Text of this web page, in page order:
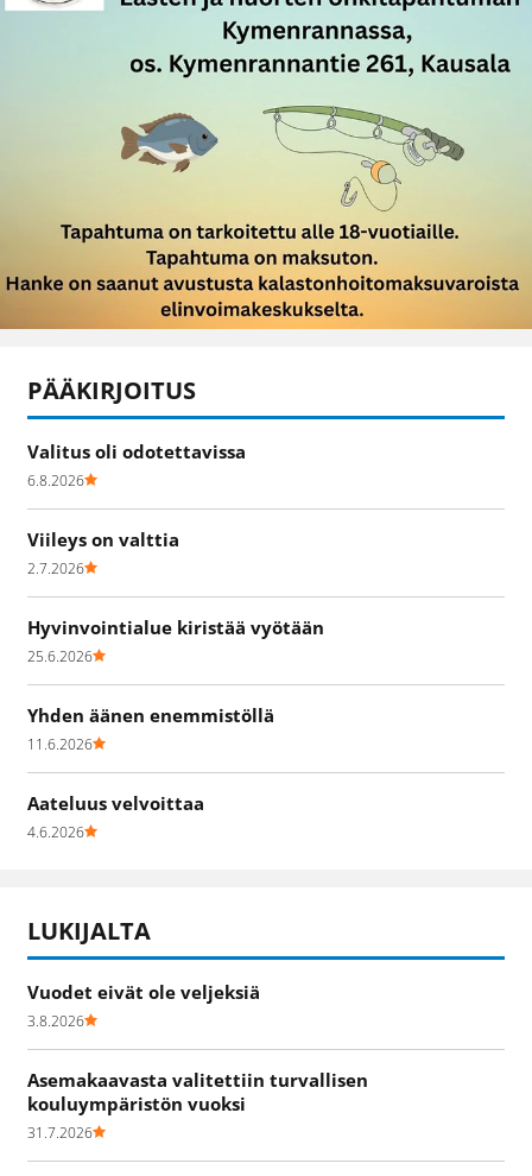
PÄÄKIRJOITUS
Valitus oli odotettavissa
6.8.2026
Viileys on valttia
2.7.2026
Hyvinvointialue kiristää vyötään
25.6.2026
Yhden äänen enemmistöllä
11.6.2026
Aateluus velvoittaa
4.6.2026
LUKIJALTA
Vuodet eivät ole veljeksiä
3.8.2026
Asemakaavasta valitettiin turvallisen
kouluympäristön vuoksi
31.7.2026